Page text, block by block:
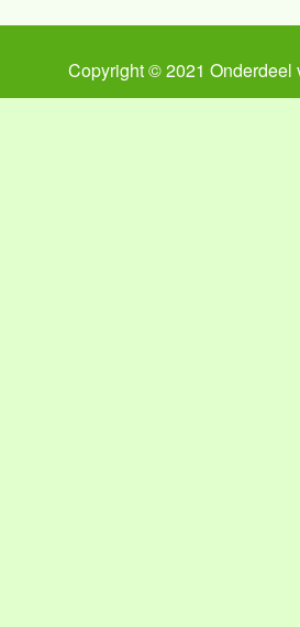
Copyright © 2021 Onderdeel